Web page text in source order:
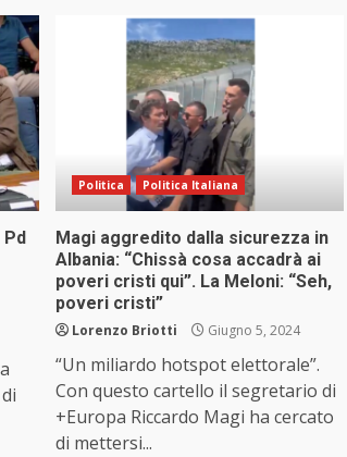
Politica Politica Italiana
Magi aggredito dalla sicurezza in
Albania: “Chissà cosa accadrà ai
poveri cristi qui”. La Meloni: “Seh,
poveri cristi”
Lorenzo Briotti Giugno 5, 2024
“Un miliardo hotspot elettorale”.
Con questo cartello il segretario di
+Europa Riccardo Magi ha cercato
di mettersi...